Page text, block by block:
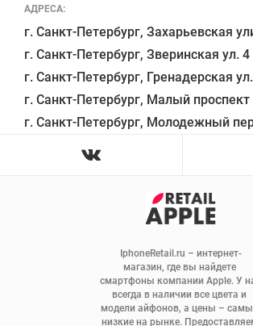
IphoneRetail.ru – интернет-
магазин, где вы найдете
смартфоны компании Apple. У
всегда в наличии все цвета и
модели айфонов, а цены –
низкие на рынке.
АДРЕСА:
г. Санкт-Петербург, Захарьевская
г. Санкт-Петербург, Зверинская ул. 4
г. Санкт-Петербург, Гренадерская
г. Санкт-Петербург, Малый